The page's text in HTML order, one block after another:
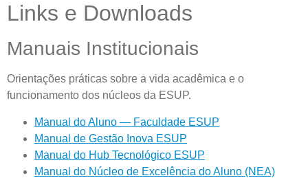
Links e Downloads
Manuais Institucionais
Orientações práticas sobre a vida acadêmica e o
funcionamento dos núcleos da ESUP.
Manual do Aluno — Faculdade ESUP
Manual de Gestão Inova ESUP
Manual do Hub Tecnológico ESUP
Manual do Núcleo de Excelência do Aluno (NEA)